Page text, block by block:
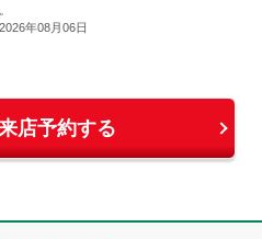
2026年08月06日
店予約する